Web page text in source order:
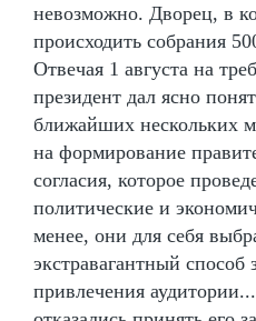
невозможно. Дворец, в
происходить собрания
Отвечая 1 августа на
президент дал ясно
ближайших нескольких
на формирование
согласия, которое
политические и
менее, они для себя
экстравагантный способ
привлечения